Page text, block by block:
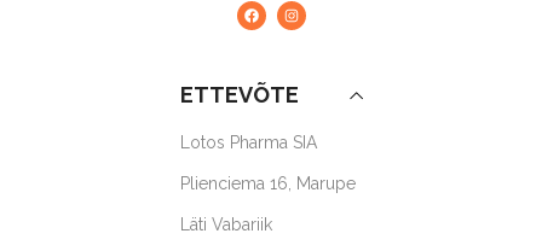
ETTEVÕTE
Lotos Pharma SIA
Plienciema 16, Marupe
Läti Vabariik